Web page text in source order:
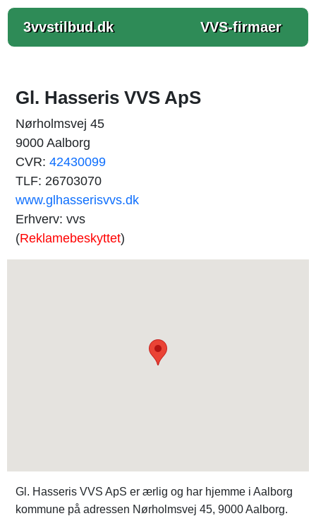
3vvstilbud.dk VVS-firmaer
Gl. Hasseris VVS ApS
Nørholmsvej 45
9000 Aalborg
CVR: 42430099
TLF: 26703070
www.glhasserisvvs.dk
Erhverv: vvs
(Reklamebeskyttet)
Gl. Hasseris VVS ApS er ærlig og har hjemme i Aalborg
kommune på adressen Nørholmsvej 45, 9000 Aalborg.